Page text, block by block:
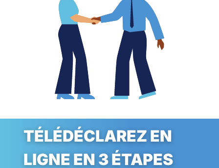
TÉLÉDÉCLAREZ EN
LIGNE EN 3 ÉTAPES